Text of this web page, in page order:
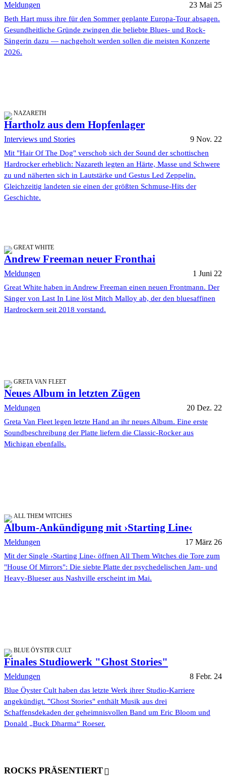
Meldungen 23 Mai 25
Beth Hart muss ihre für den Sommer geplante Europa-Tour absagen.
Gesundheitliche Gründe zwingen die beliebte Blues- und Rock-
Sängerin dazu — nachgeholt werden sollen die meisten Konzerte
2026.
NAZARETH
Hartholz aus dem Hopfenlager
Interviews und Stories 9 Nov. 22
Mit "Hair Of The Dog" verschob sich der Sound der schottischen
Hardrocker erheblich: Nazareth legten an Härte, Masse und Schwere
zu und näherten sich in Lautstärke und Gestus Led Zeppelin.
Gleichzeitig landeten sie einen der größten Schmuse-Hits der
Geschichte.
GREAT WHITE
Andrew Freeman neuer Fronthai
Meldungen 1 Juni 22
Great White haben in Andrew Freeman einen neuen Frontmann. Der
Sänger von Last In Line löst Mitch Malloy ab, der den bluesaffinen
Hardrockern seit 2018 vorstand.
GRETA VAN FLEET
Neues Album in letzten Zügen
Meldungen 20 Dez. 22
Greta Van Fleet legen letzte Hand an ihr neues Album. Eine erste
Soundbeschreibung der Platte liefern die Classic-Rocker aus
Michigan ebenfalls.
ALL THEM WITCHES
Album-Ankündigung mit ›Starting Line‹
Meldungen 17 März 26
Mit der Single ›Starting Line‹ öffnen All Them Witches die Tore zum
"House Of Mirrors": Die siebte Platte der psychedelischen Jam- und
Heavy-Blueser aus Nashville erscheint im Mai.
BLUE ÖYSTER CULT
Finales Studiowerk "Ghost Stories"
Meldungen 8 Febr. 24
Blue Öyster Cult haben das letzte Werk ihrer Studio-Karriere
angekündigt. "Ghost Stories" enthält Musik aus drei
Schaffensdekaden der geheimnisvollen Band um Eric Bloom und
Donald „Buck Dharma“ Roeser.
ROCKS PRÄSENTIERT